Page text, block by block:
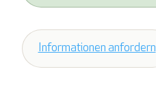
Informationen anfordern